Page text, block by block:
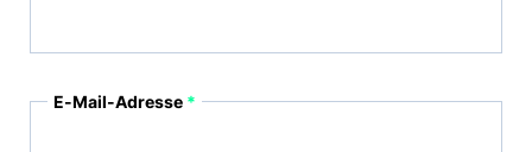
E-Mail-Adresse